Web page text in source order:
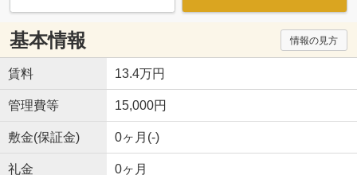
基本情報 情報の見方
賃料 13.4万円
管理費等 15,000円
敷金(保証金) 0ヶ月(-)
礼金 0ヶ月